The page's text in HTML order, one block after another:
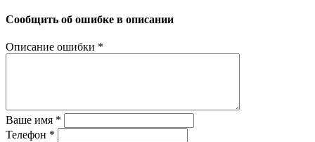
Сообщить об ошибке в описании
Описание ошибки *
Ваше имя *
Телефон *